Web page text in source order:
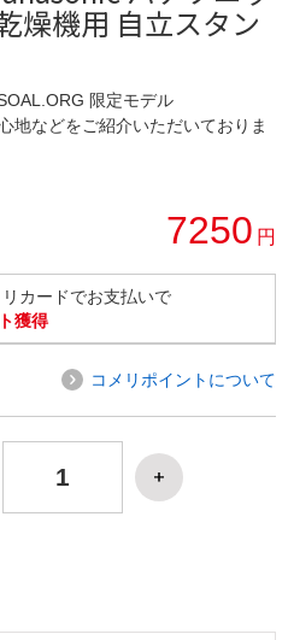
燥機用 自立スタン
限定モデル
地などをご紹介いただいておりま
7250 円
カードでお支払いで
獲得
コメリポイントについて